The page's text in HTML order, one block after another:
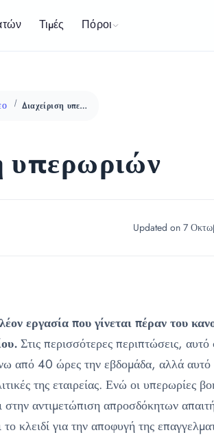
Τιμές Πόροι
Διαχείριση υπερωριών
υπερωριών
Updated on 7
εργασία που γίνεται πέραν του
Στις περισσότερες περιπτώσεις, αυτό
από 40 ώρες την εβδομάδα, αλλά αυτό
της εταιρείας. Ενώ οι υπερωρίες
αντιμετώπιση απροσδόκητων
κλειδί για την αποφυγή της